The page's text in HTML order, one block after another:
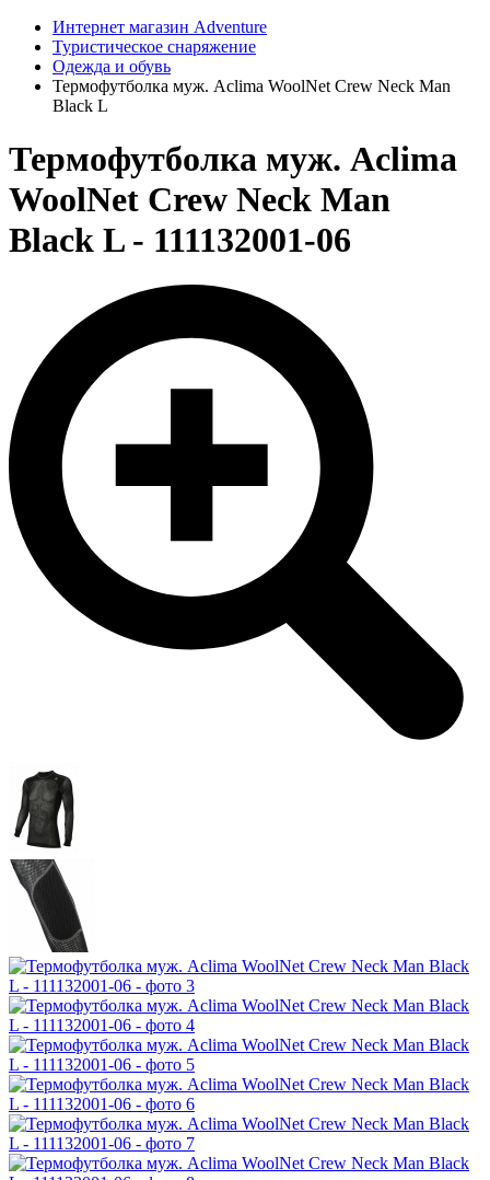
Интернет магазин Adventure
Туристическое снаряжение
Одежда и обувь
Термофутболка муж. Aclima WoolNet Crew Neck Man
Black L
Термофутболка муж. Aclima
WoolNet Crew Neck Man
Black L - 111132001-06